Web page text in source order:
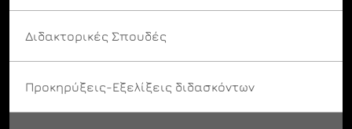
Διδακτορικές Σπουδές
Προκηρύξεις-Εξελίξεις διδασκόντων